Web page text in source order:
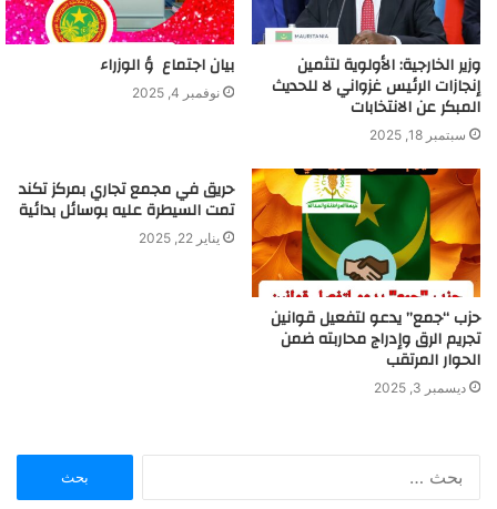
وزير الخارجية: الأولوية لتثمين
إنجازات الرئيس غزواني لا للحديث
المبكر عن الانتخابات
سبتمبر 18, 2025
بيان اجتماع ؤ الوزراء
نوفمبر 4, 2025
حزب “جمع” يدعو لتفعيل قوانين
تجريم الرق وإدراج محاربته ضمن
الحوار المرتقب
ديسمبر 3, 2025
حريق في مجمع تجاري بمركز تكند
تمت السيطرة عليه بوسائل بدائية
يناير 22, 2025